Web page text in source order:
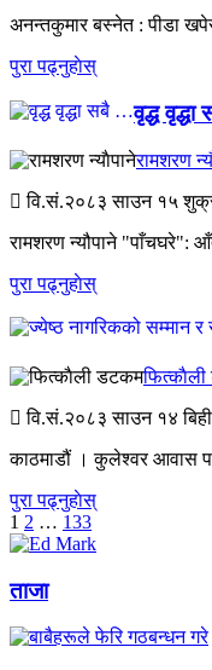
अनन्तकुमार बस्नेत : पीडा
पुरा पढ्नुहाेस्
वृद्ध
रामशरण
वि.सं.२०८३साउन १५
रामशरण न्यौपाने "पाँचघरे":
पुरा पढ्नुहाेस्
वि.सं.२०८३साउन १४
काठमाडौं । कुलेश्वर आवास
पुरा पढ्नुहाेस्
1 2 … 133अर्को
»
ताजा